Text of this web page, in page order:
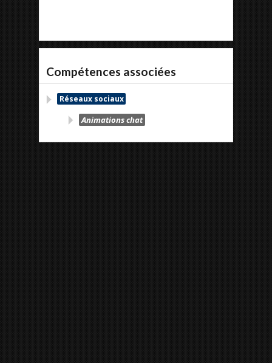
Compétences associées
Réseaux sociaux
Animations chat